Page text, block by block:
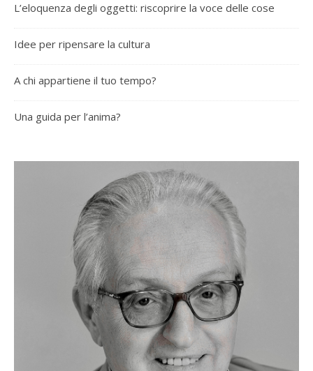
L’eloquenza degli oggetti: riscoprire la voce delle cose
Idee per ripensare la cultura
A chi appartiene il tuo tempo?
Una guida per l’anima?